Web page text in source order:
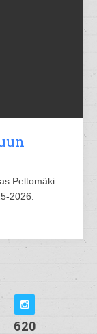
Peltomäki
2026.
620